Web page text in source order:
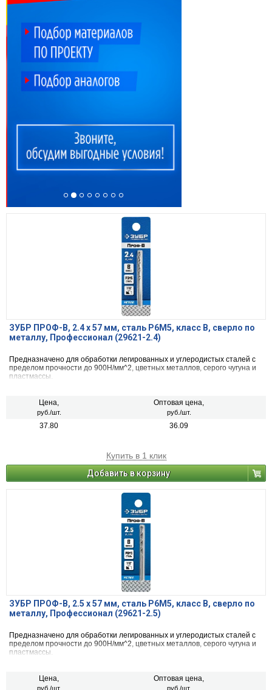
ЗУБР ПРОФ-В, 2.4 х 57 мм, сталь Р6М5, класс В, сверло по
металлу, Профессионал (29621-2.4)
Предназначено для обработки легированных и углеродистых сталей с
пределом прочности до 900Н/мм^2, цветных металлов, серого чугуна и
пластмассы.
Цена,
руб./шт.
Оптовая цена,
руб./шт.
37.80 36.09
Купить в 1 клик
Добавить в корзину
ЗУБР ПРОФ-В, 2.5 х 57 мм, сталь Р6М5, класс В, сверло по
металлу, Профессионал (29621-2.5)
Предназначено для обработки легированных и углеродистых сталей с
пределом прочности до 900Н/мм^2, цветных металлов, серого чугуна и
пластмассы.
Цена,
руб./шт.
Оптовая цена,
руб./шт.